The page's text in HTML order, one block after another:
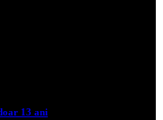
13 ani